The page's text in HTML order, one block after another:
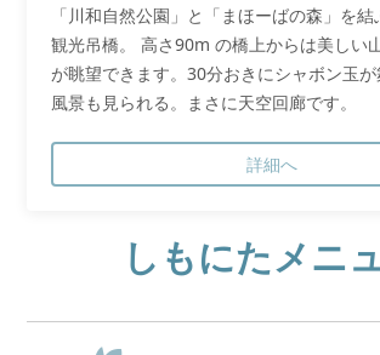
「川和自然公園」と「まほーばの森」を
観光吊橋。 高さ90m の橋上からは美しい
が眺望できます。30分おきにシャボン玉
風景も見られる。まさに天空回廊です。
詳細へ
しもにたメニ